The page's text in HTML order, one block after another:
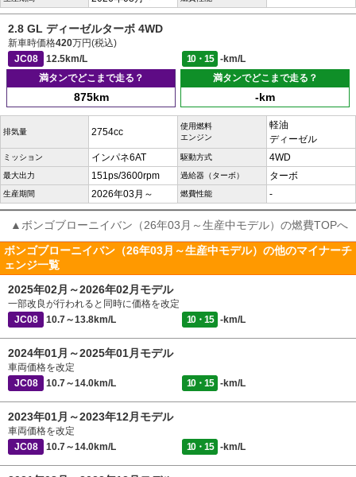
2.8 GL ディーゼルターボ 4WD
新車時価格420万円(税込)
JC08
12.5km/L 10・15
-km/L
満タンでどこまで走る？
875km
満タンでどこまで走る？
-km
排気量 2754cc
使用燃料
エンジン
軽油
ディーゼル
ミッション インパネ6AT 駆動方式 4WD
最大出力 151ps/3600rpm 過給器（ターボ） ターボ
生産期間 2026年03月～ 燃費性能 -
▲ボンゴブローニイバン（26年03月～生産中モデル）の燃費TOPへ
ボンゴブローニイバン（26年03月～生産中モデル）の他のマイナーチ
ェンジ一覧
2025年02月～2026年02月モデル
一部改良が行われると同時に価格を改定
JC08
10.7～13.8km/L 10・15 -km/L
2024年01月～2025年01月モデル
車両価格を改定
JC08
10.7～14.0km/L 10・15 -km/L
2023年01月～2023年12月モデル
車両価格を改定
JC08
10.7～14.0km/L 10・15 -km/L